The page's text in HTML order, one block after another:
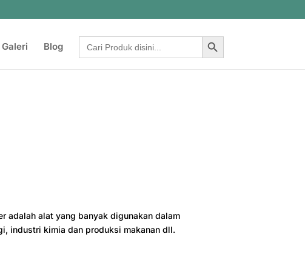
Galeri Blog
Search
for:
Search Button
adalah alat yang banyak digunakan dalam
industri kimia dan produksi makanan dll.